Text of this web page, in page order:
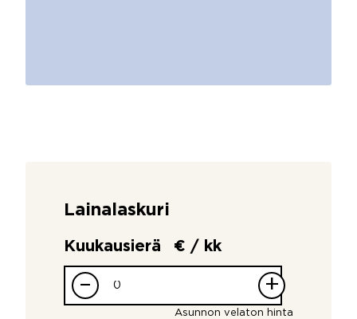
Lainalaskuri
Kuukausierä € / kk
– +
Asunnon velaton hinta